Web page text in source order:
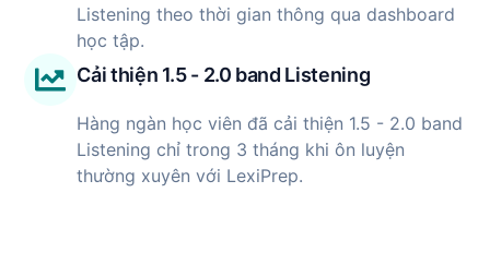
Listening theo thời gian thông qua dashboard
học tập.
Cải thiện 1.5 - 2.0 band Listening
Hàng ngàn học viên đã cải thiện 1.5 - 2.0 band
Listening chỉ trong 3 tháng khi ôn luyện
thường xuyên với LexiPrep.